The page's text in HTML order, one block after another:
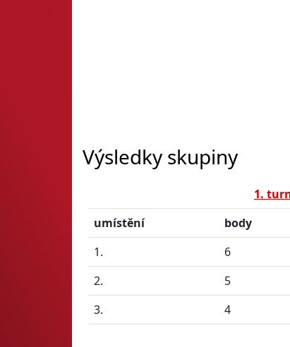
Výsledky skupiny
1.
umístění
body
1.
6
2.
5
3.
4